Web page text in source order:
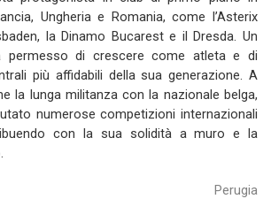
Ungheria e Romania, come l’Asterix
la Dinamo Bucarest e il Dresda. Un
permesso di crescere come atleta e di
più affidabili della sua generazione. A
la lunga militanza con la nazionale belga,
numerose competizioni internazionali
con la sua solidità a muro e la
Perugia